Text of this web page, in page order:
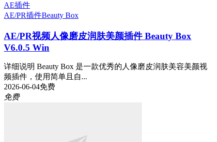
AE插件
AE/PR插件Beauty Box
AE/PR视频人像磨皮润肤美颜插件 Beauty Box
V6.0.5 Win
详细说明 Beauty Box 是一款优秀的人像磨皮润肤美容美颜视
频插件，使用简单且自...
2026-06-04免费
免费